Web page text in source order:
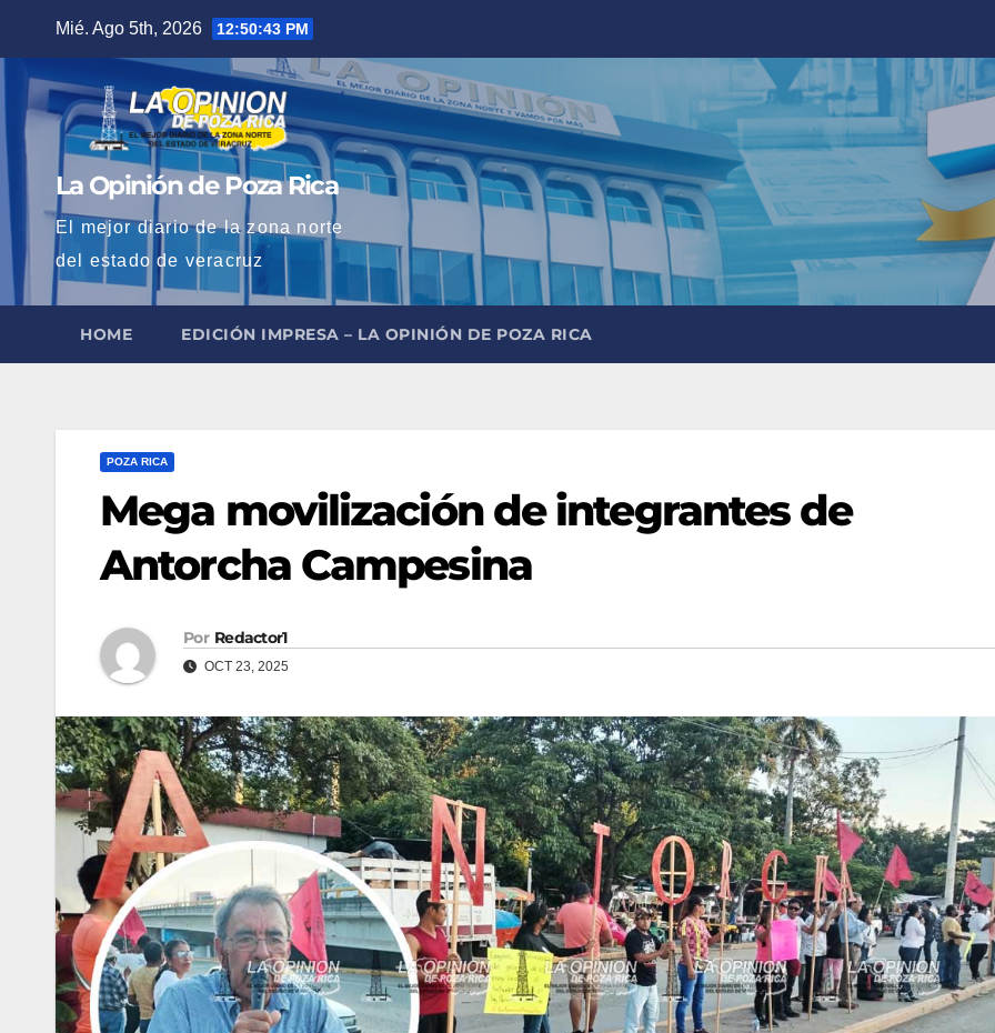
contenido
Mié. Ago 5th, 2026 12:50:44 PM
La Opinión de Poza Rica
El mejor diario de la zona norte
del estado de veracruz
HOME EDICIÓN IMPRESA – LA OPINIÓN DE POZA RICA
POZA RICA
Mega movilización de integrantes de
Antorcha Campesina
Por Redactor1
OCT 23, 2025